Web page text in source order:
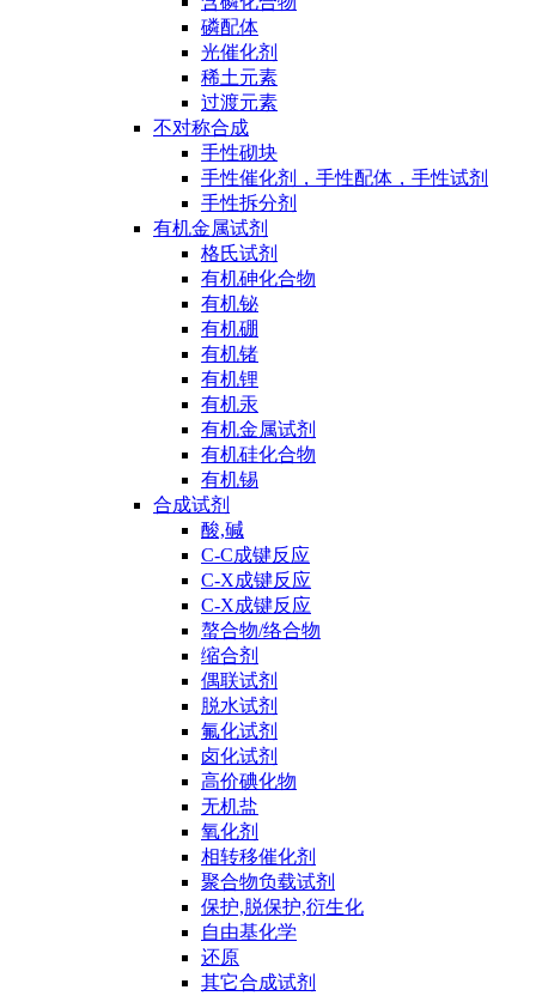
磷配体
光催化剂
稀土元素
过渡元素
不对称合成
手性砌块
手性催化剂，手性配体，手性试剂
手性拆分剂
有机金属试剂
格氏试剂
有机砷化合物
有机铋
有机硼
有机锗
有机锂
有机汞
有机金属试剂
有机硅化合物
有机锡
合成试剂
酸,碱
C-C成键反应
C-X成键反应
C-X成键反应
螯合物/络合物
缩合剂
偶联试剂
脱水试剂
氟化试剂
卤化试剂
高价碘化物
无机盐
氧化剂
相转移催化剂
聚合物负载试剂
保护,脱保护,衍生化
自由基化学
还原
其它合成试剂